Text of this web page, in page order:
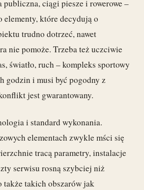
ciągi piesze i rowerowe –
elementy, które decydują o
trudno dotrzeć, nawet
nie pomoże. Trzeba też uczciwie
światło, ruch – kompleks sportowy
godzin i musi być pogodny z
jest gwarantowany.
i standard wykonania.
elementach zwykle mści się
tracą parametry, instalacje
serwisu rosną szybciej niż
takich obszarów jak